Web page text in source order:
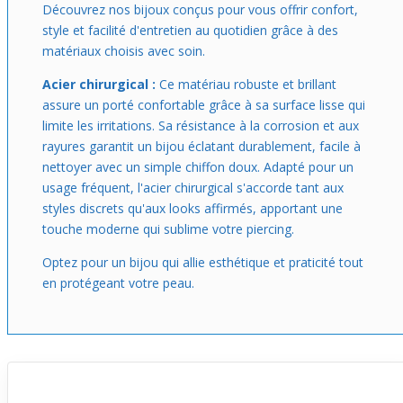
que la chaîne n’est pas incluse, ce qui te laisse libre de
choisir la longueur et le style qui te conviennent le mieux.
Idéal si tu veux un bijou à la fois visible, confortable et
Découvrez nos bijoux conçus pour vous offrir confort,
style et facilité d'entretien au quotidien grâce à des
matériaux choisis avec soin.
Acier chirurgical : Ce matériau robuste et brillant
assure un porté confortable grâce à sa surface lisse qui
limite les irritations. Sa résistance à la corrosion et aux
rayures garantit un bijou éclatant durablement, facile à
nettoyer avec un simple chiffon doux. Adapté pour un
usage fréquent, l'acier chirurgical s'accorde tant aux
styles discrets qu'aux looks affirmés, apportant une
touche moderne qui sublime votre piercing.
Optez pour un bijou qui allie esthétique et praticité tout
en protégeant votre peau.